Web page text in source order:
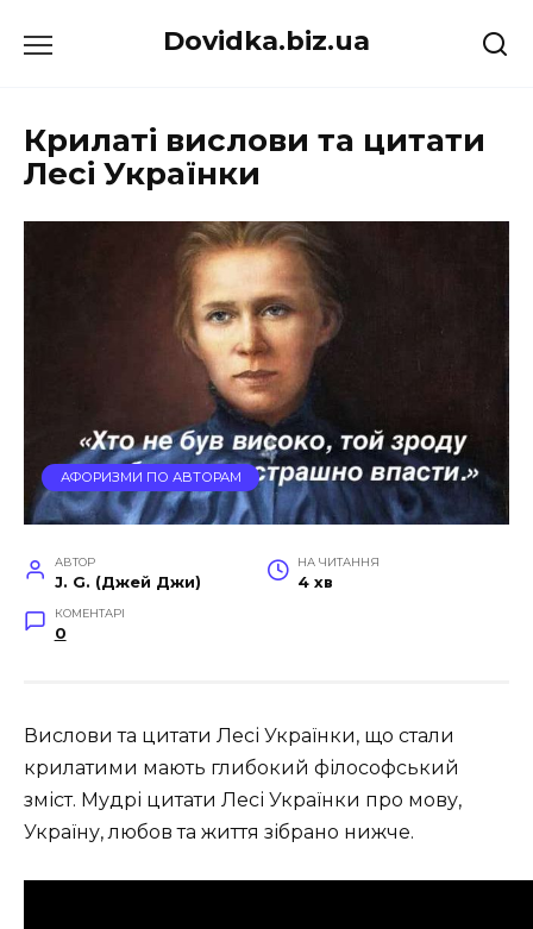
до
Dovidka.biz.ua
Крилаті вислови та цитати
Лесі Українки
АФОРИЗМИ ПО АВТОРАМ
АВТОР
J. G. (Джей Джи)
НА ЧИТАННЯ
4 хв
КОМЕНТАРІ
0
Вислови та цитати Лесі Українки, що стали
крилатими мають глибокий філософський
зміст. Мудрі цитати Лесі Українки про мову,
Україну, любов та життя зібрано нижче.